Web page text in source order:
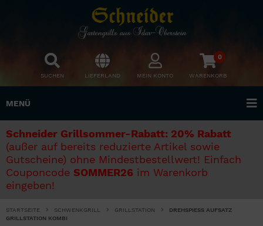
SUCHEN LIEFERLAND MEIN KONTO
0
WARENKORB
MENÜ
Schneider Grillsommer-Rabatt: 20% Rabatt
(außer auf bereits reduzierte Artikel sowie
Gutscheine) ohne Mindestbestellwert! Einfach
Couponcode SOMMER26 im Warenkorb
eingeben!
STARTSEITE SCHWENKGRILL GRILLSTATION
DREHSPIESS AUFSATZ
GRILLSTATION KOMBI